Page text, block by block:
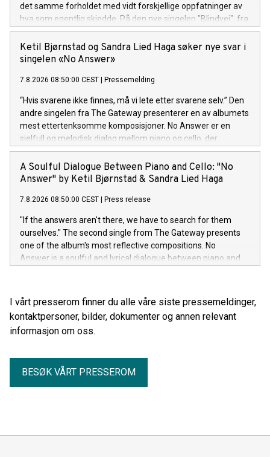
det samme forholdet med vidt forskjellige oppfatninger av
hva som egentlig skjedde. På den nye singelen "Blindvei", fra
den kommende EP-en "PS: ikke si det til noen", møter sårbar
historiefortelling et smittende refreng og et varmt
poputtrykk. "Blindvei" er ute nå! Lytt her.
Ketil Bjørnstad og Sandra Lied Haga søker nye svar i
singelen «No Answer»
7.8.2026 08:50:00 CEST Pressemelding
“Hvis svarene ikke finnes, må vi lete etter svarene selv.” Den
andre singelen fra The Gateway presenterer en av albumets
mest ettertenksomme komposisjoner. No Answer er en
sjelfull og melodisk dialog mellom piano og cello, der
stillheten og rommet mellom tonene er like viktige som selve
melodien.
A Soulful Dialogue Between Piano and Cello: "No
Answer" by Ketil Bjørnstad & Sandra Lied Haga
7.8.2026 08:50:00 CEST Press release
"If the answers aren't there, we have to search for them
ourselves." The second single from The Gateway presents
one of the album's most reflective compositions. No
Answer is a soulful and lyrical dialogue between piano and
I vårt presserom finner du alle våre siste pressemeldinger,
kontaktpersoner, bilder, dokumenter og annen relevant
informasjon om oss.
BESØK VÅRT PRESSEROM